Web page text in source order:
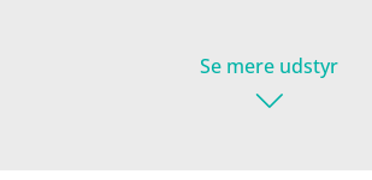
Se mere udstyr